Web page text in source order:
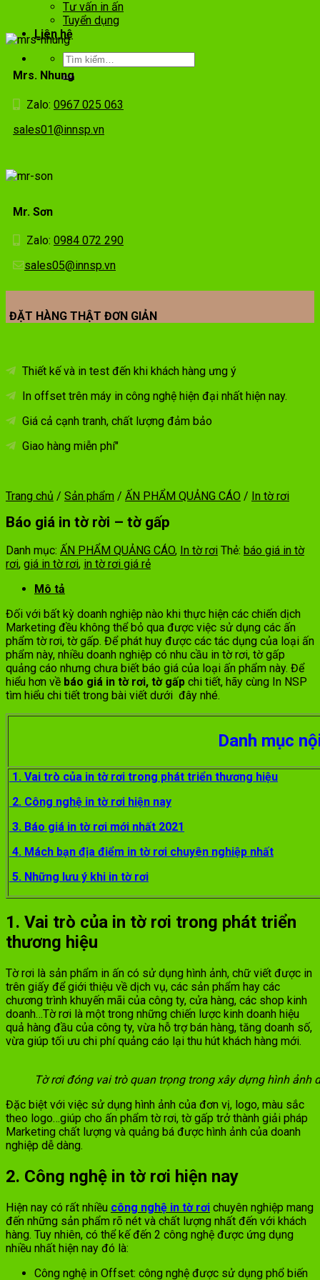
Tư vấn in ấn
Tuyển dụng
Liên hệ
Mrs. Nhung
Zalo: 0967 025 063
sales01@innsp.vn
Mr. Sơn
Zalo: 0984 072 290
sales05@innsp.vn
ĐẶT HÀNG THẬT ĐƠN GIẢN
Thiết kế và in test đến khi khách hàng ưng ý
In offset trên máy in công nghệ hiện đại nhất hiện nay.
Giá cả cạnh tranh, chất lượng đảm bảo
Giao hàng miễn phí"
Trang chủ / Sản phẩm / ẤN PHẨM QUẢNG CÁO / In tờ rơi
Báo giá in tờ rời – tờ gấp
Danh mục: ẤN PHẨM QUẢNG CÁO, In tờ rơi Thẻ: báo giá in tờ
rơi, giá in tờ rơi, in tờ rơi giá rẻ
Mô tả
Đối với bất kỳ doanh nghiệp nào khi thực hiện các chiến dịch
Marketing đều không thể bỏ qua được việc sử dụng các ấn
phẩm tờ rơi, tờ gấp. Để phát huy được các tác dụng của loại ấn
phẩm này, nhiều doanh nghiệp có nhu cầu in tờ rơi, tờ gấp
quảng cáo nhưng chưa biết báo giá của loại ấn phẩm này. Để
hiểu hơn về báo giá in tờ rơi, tờ gấp chi tiết, hãy cùng In NSP
tìm hiểu chi tiết trong bài viết dưới đây nhé.
Danh mục
1. Vai trò của in tờ rơi trong phát triển thương hiệu
2. Công nghệ in tờ rơi hiện nay
3. Báo giá in tờ rơi mới nhất 2021
4. Mách bạn địa điểm in tờ rơi chuyên nghiệp nhất
5. Những lưu ý khi in tờ rơi
1. Vai trò của in tờ rơi trong phát triển
thương hiệu
Tờ rơi là sản phẩm in ấn có sử dụng hình ảnh, chữ viết được in
trên giấy để giới thiệu về dịch vụ, các sản phẩm hay các
chương trình khuyến mãi của công ty, cửa hàng, các shop kinh
doanh…Tờ rơi là một trong những chiến lược kinh doanh hiệu
quả hàng đầu của công ty, vừa hỗ trợ bán hàng, tăng doanh số,
vừa giúp tối ưu chi phí quảng cáo lại thu hút khách hàng mới.
Tờ rơi đóng vai trò quan trọng trong xây dựng hình ảnh
Đặc biệt với việc sử dụng hình ảnh của đơn vị, logo, màu sắc
theo logo…giúp cho ấn phẩm tờ rơi, tờ gấp trở thành giải pháp
Marketing chất lượng và quảng bá được hình ảnh của doanh
nghiệp dễ dàng.
2. Công nghệ in tờ rơi hiện nay
Hiện nay có rất nhiều công nghệ in tờ rơi chuyên nghiệp mang
đến những sản phẩm rõ nét và chất lượng nhất đến với khách
hàng. Tuy nhiên, có thể kế đến 2 công nghệ được ứng dụng
nhiều nhất hiện nay đó là:
Công nghệ in Offset: công nghệ được sử dụng phổ biến